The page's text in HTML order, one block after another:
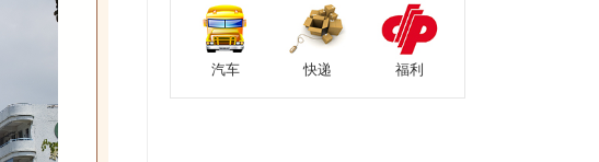
汽车 快递 福利